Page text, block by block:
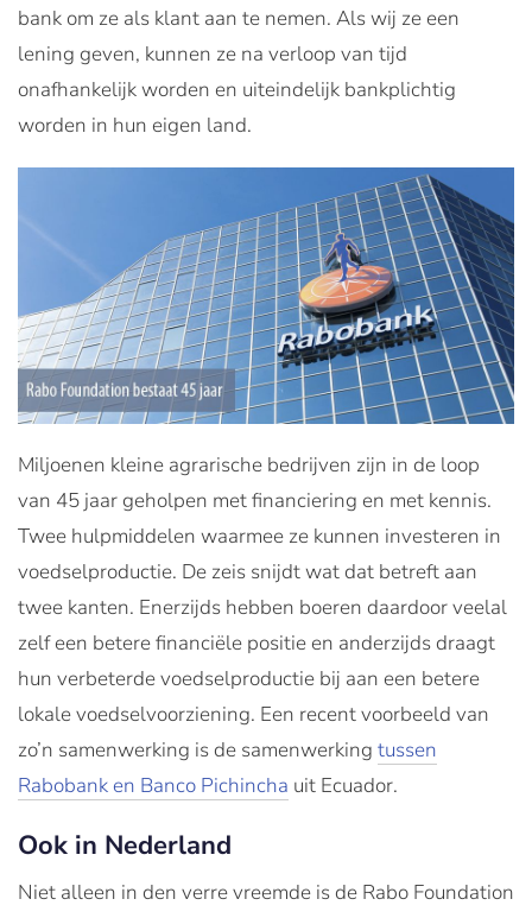
bank om ze als klant aan te nemen. Als wij ze een
lening geven, kunnen ze na verloop van tijd
onafhankelijk worden en uiteindelijk bankplichtig
worden in hun eigen land.
Miljoenen kleine agrarische bedrijven zijn in de loop
van 45 jaar geholpen met financiering en met kennis.
Twee hulpmiddelen waarmee ze kunnen investeren in
voedselproductie. De zeis snijdt wat dat betreft aan
twee kanten. Enerzijds hebben boeren daardoor veelal
zelf een betere financiële positie en anderzijds draagt
hun verbeterde voedselproductie bij aan een betere
lokale voedselvoorziening. Een recent voorbeeld van
zo’n samenwerking is de samenwerking tussen
Rabobank en Banco Pichincha uit Ecuador.
Ook in Nederland
Niet alleen in den verre vreemde is de Rabo Foundation